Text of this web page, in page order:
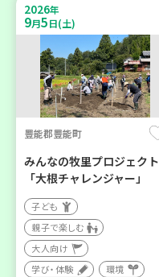
2026年
9月5日(土)
豊能郡豊能町
みんなの牧里プロジェクト
「大根チャレンジャー」
子ども
親子で楽しむ
大人向け
学び・体験
環境